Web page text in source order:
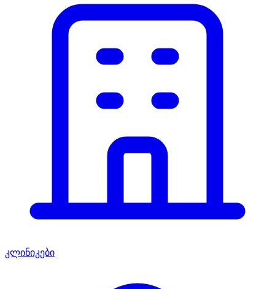
კლინიკები